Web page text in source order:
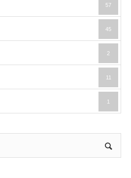
57
45
2
11
1